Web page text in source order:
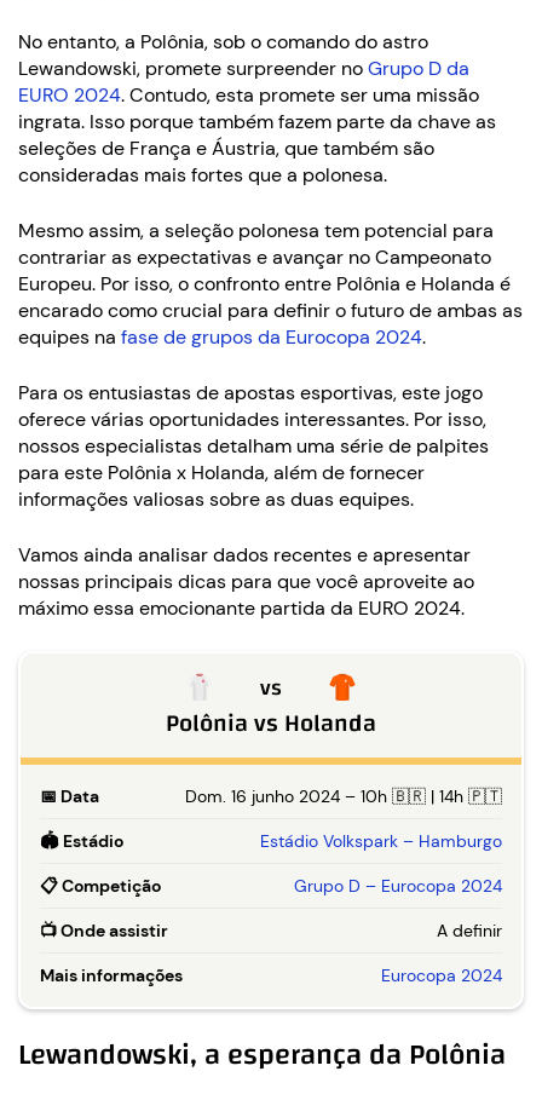
No entanto, a Polônia, sob o comando do astro
Lewandowski, promete surpreender noGrupo D da
EURO 2024. Contudo, esta promete ser uma missão
ingrata. Isso porque também fazem parte da chave as
seleções de França e Áustria, que também são
consideradas mais fortes que a polonesa.
Mesmo assim, a seleção polonesa tem potencial para
contrariar as expectativas e avançar no Campeonato
Europeu. Por isso, o confronto entre Polônia e Holanda é
encarado como crucial para definir o futuro de ambas as
equipes na fase de grupos da Eurocopa 2024.
Para os entusiastas de apostas esportivas, este jogo
oferece várias oportunidades interessantes. Por isso,
nossos especialistas detalham uma série de palpites
para este Polônia x Holanda, além de fornecer
informações valiosas sobre as duas equipes.
Vamos ainda analisar dados recentes e apresentar
nossas principais dicas para que você aproveite ao
máximo essa emocionante partida da EURO 2024.
vs
PolôniavsHolanda
📅 Data Dom. 16 junho 2024 – 10h 🇧🇷 | 14h 🇵🇹
🏟️ Estádio Estádio Volkspark – Hamburgo
📋Competição Grupo D – Eurocopa 2024
📺Onde assistir A definir
Mais informações Eurocopa 2024
Lewandowski, a esperança da Polônia